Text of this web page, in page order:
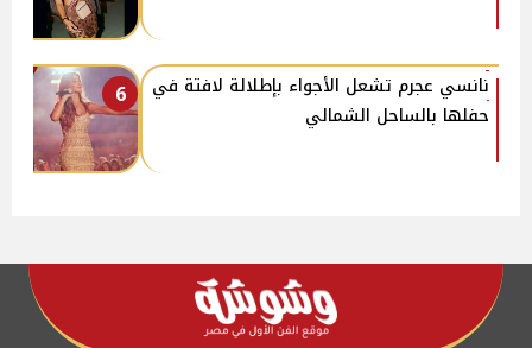
6
نانسي عجرم تشعل الأجواء بإطلالة لافتة في
حفلها بالساحل الشمالي